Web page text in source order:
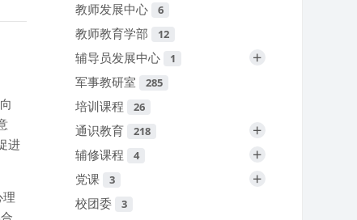
进
教师发展中心 6
教师教育学部 12
辅导员发展中心 1 +
军事教研室 285
培训课程 26
通识教育 218 +
辅修课程 4 +
党课 3 +
校团委 3